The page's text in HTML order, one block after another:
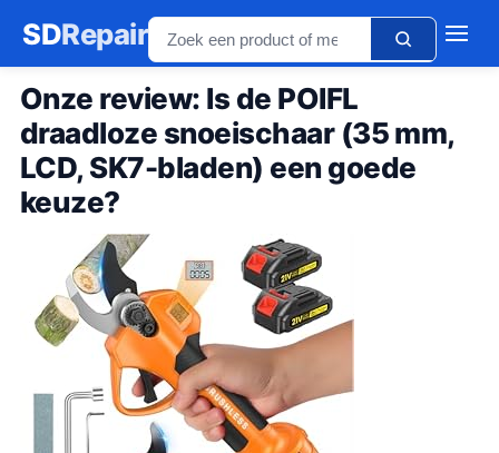
SDRepair
Onze review: Is de POIFL
draadloze snoeischaar (35 mm,
LCD, SK7-bladen) een goede
keuze?